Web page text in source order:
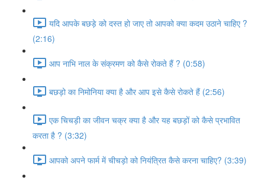
यदि आपके बछड़े को दस्त हो जाए तो आपको क्या कदम उठाने चाहिए ?
(2:16)
आप नाभि नाल के संक्रमण को कैसे रोकते हैं ? (0:58)
बछड़ो का निमोनिया क्या है और आप इसे कैसे रोकते हैं (2:56)
एक चिचड़ी का जीवन चक्र क्या है और यह बछड़ों को कैसे प्रभावित
करता है ? (3:32)
आपको अपने फार्म में चीचड़ो को नियंत्रित कैसे करना चाहिए? (3:39)